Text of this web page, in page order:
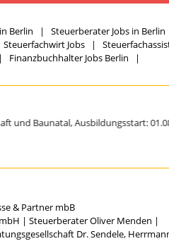
Berlin | Steuerberater Jobs in Berlin
Steuerfachwirt Jobs |
Finanzbuchhalter Jobs Berlin |
Baunatal, Ausbildungsstart:
& Partner mbB
| Steuerberater Oliver Menden |
Dr. Sendele,